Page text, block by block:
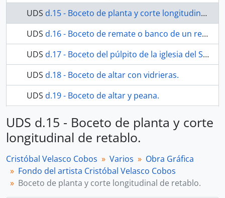
UDS d.15 - Boceto de planta y corte longitudinal de retablo.
UDS d.16 - Boceto de remate o banco de un retablo
UDS d.17 - Boceto del púlpito de la iglesia del Sagrado Corazón.
UDS d.18 - Boceto de altar con vidrieras.
UDS d.19 - Boceto de altar y peana.
12 más...
UDS d.15 - Boceto de planta y corte
longitudinal de retablo.
Cristóbal Velasco Cobos Varios
Obra Gráfica
Fondo del artista Cristóbal Velasco Cobos
Boceto de planta y corte longitudinal de retablo.